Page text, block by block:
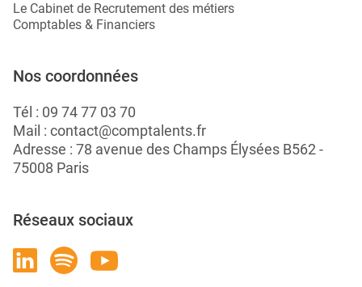
Le Cabinet de Recrutement des métiers
Comptables & Financiers
Nos coordonnées
Tél : 09 74 77 03 70
Mail : contact@comptalents.fr
Adresse : 78 avenue des Champs Élysées B562 -
75008 Paris
Réseaux sociaux